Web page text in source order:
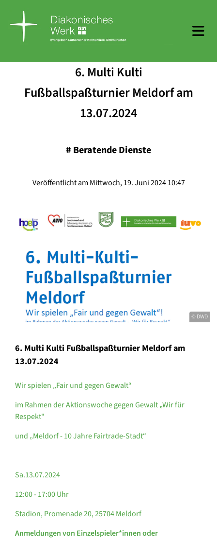
6. Multi Kulti
Fußballspaßturnier Meldorf am
13.07.2024
# Beratende Dienste
Veröffentlicht am Mittwoch, 19. Juni 2024 10:47
© DWD
6. Multi Kulti Fußballspaßturnier Meldorf am
13.07.2024
Wir spielen „Fair und gegen Gewalt“
im Rahmen der Aktionswoche gegen Gewalt „Wir für
Respekt"
und „Meldorf - 10 Jahre Fairtrade-Stadt“
Sa.13.07.2024
12:00 - 17:00 Uhr
Stadion, Promenade 20, 25704 Meldorf
Anmeldungen von Einzelspieler*innen oder